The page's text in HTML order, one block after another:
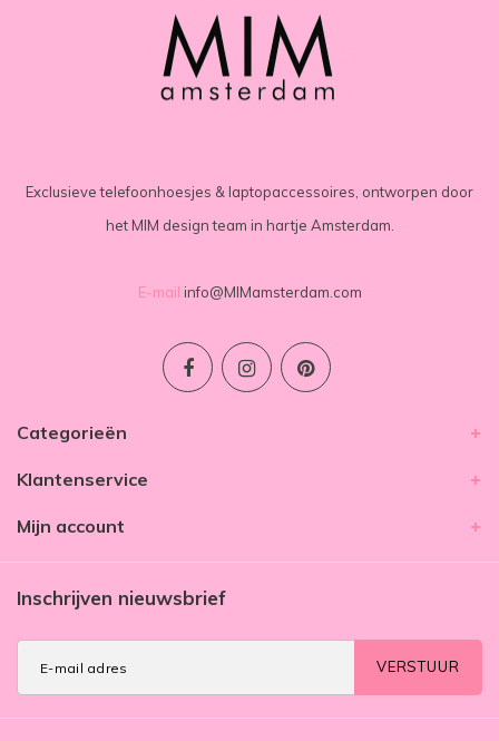
Exclusieve telefoonhoesjes & laptopaccessoires, ontworpen door
het MIM design team in hartje Amsterdam.
E-mail info@MIMamsterdam.com
Categorieën
Klantenservice
Mijn account
Inschrijven nieuwsbrief
VERSTUUR